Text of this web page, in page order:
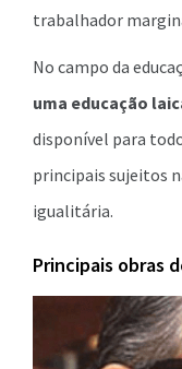
trabalhador
No campo da
uma educação
disponível para
principais sujeitos
igualitária.
Principais obras